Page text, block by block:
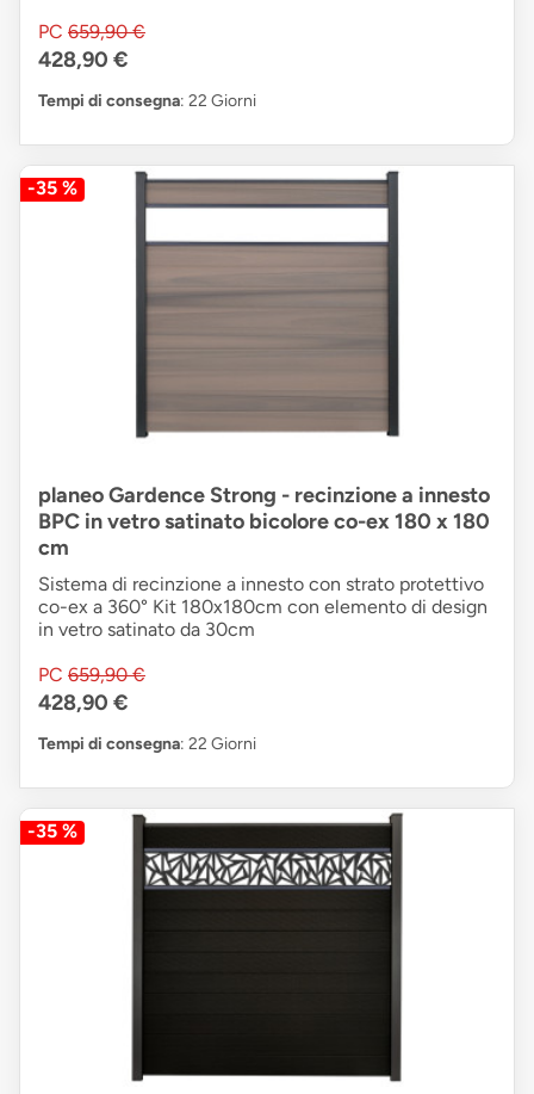
PC 659,90 €
428,90 €
Tempi di consegna: 22 Giorni
-35 %
planeo Gardence Strong - recinzione a innesto
BPC in vetro satinato bicolore co-ex 180 x 180
cm
Sistema di recinzione a innesto con strato protettivo
co-ex a 360° Kit 180x180cm con elemento di design
in vetro satinato da 30cm
PC 659,90 €
428,90 €
Tempi di consegna: 22 Giorni
-35 %